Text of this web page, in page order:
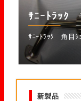
ｻﾆｰﾄﾗｯｸ
ｻﾆｰﾄﾗｯｸ 角目
新製品